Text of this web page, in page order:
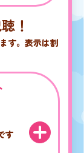
！
す。表示は割
す